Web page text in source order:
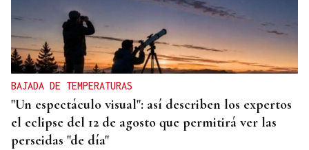
BAJADA DE TEMPERATURAS
"Un espectáculo visual": así describen los expertos
el eclipse del 12 de agosto que permitirá ver las
perseidas "de día"